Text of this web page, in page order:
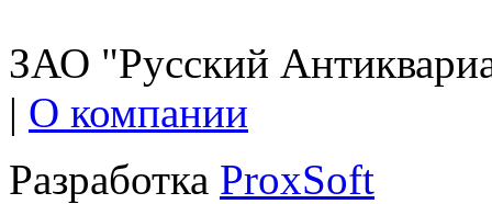
ЗАО "Русский
| О компании
Разработка ProxSoft